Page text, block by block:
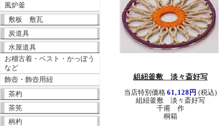
風炉釜
敷板 敷瓦
炭道具
水屋道具
お稽古着・ベスト・かっぽう
など
飾壺・飾壺用紐
茶杓
茶筅
柄杓
組紐釜敷 淡々斎好写
当店特別価格 61,128円 (税込)
組紐釜敷 淡々斎好写
千甫 作
桐箱